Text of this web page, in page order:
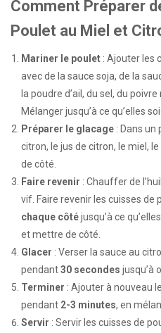
Comment Préparer
Poulet au Miel et
Mariner le poulet : Ajouter les
avec de la sauce soja, de la
la poudre d’ail, du sel, du
Mélanger jusqu’à ce qu’elles
Préparer le glacage : Dans un
citron, le jus de citron, le miel,
de côté.
Faire revenir : Chauffer de
vif. Faire revenir les cuisses de
chaque côtéjusqu’à ce
et mettre de côté.
Glacer : Verser la sauce au
pendant30 secondes jusqu’à
Terminer : Ajouter à nouveau
pendant 2-3 minutes, en
Servir : Servir les cuisses de